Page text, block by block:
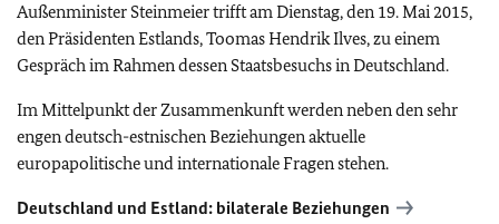
Außenminister Steinmeier trifft am Dienstag, den 19. Mai 2015,
den Präsidenten Estlands, Toomas Hendrik Ilves, zu einem
Gespräch im Rahmen dessen Staatsbesuchs in Deutschland.
Im Mittelpunkt der Zusammenkunft werden neben den sehr
engen deutsch-estnischen Beziehungen aktuelle
europapolitische und internationale Fragen stehen.
Deutschland und Estland: bilaterale Beziehungen